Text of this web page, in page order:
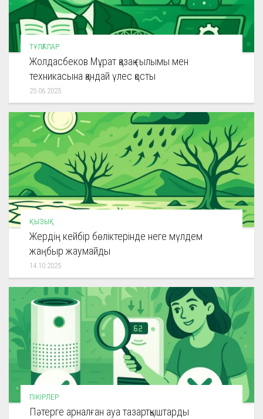
ТҰЛҒАЛАР
Жолдасбеков Мұрат қазақ ғылымы мен
техникасына қандай үлес қосты
25.06.2025
ҚЫЗЫҚ
Жердің кейбір бөліктерінде неге мүлдем
жаңбыр жаумайды
14.10.2025
ПІКІРЛЕР
Пәтерге арналған ауа тазартқыштарды